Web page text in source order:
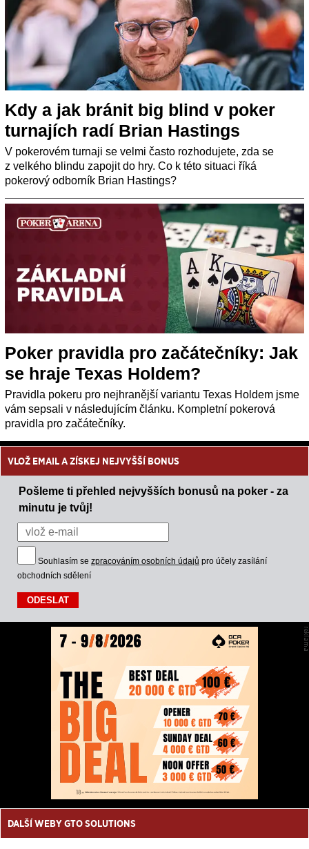
Kdy a jak bránit big blind v poker
turnajích radí Brian Hastings
V pokerovém turnaji se velmi často rozhodujete, zda se
z velkého blindu zapojit do hry. Co k této situaci říká
pokerový odborník Brian Hastings?
Poker pravidla pro začátečníky: Jak
se hraje Texas Holdem?
Pravidla pokeru pro nejhranější variantu Texas Holdem jsme
vám sepsali v následujícím článku. Kompletní pokerová
pravidla pro začátečníky.
VLOŽ EMAIL A ZÍSKEJ NEJVYŠŠÍ BONUS
Pošleme ti přehled nejvyšších bonusů na poker - za
minutu je tvůj!
Souhlasím se zpracováním osobních údajů pro účely zasílání
obchodních sdělení
DALŠÍ WEBY GTO SOLUTIONS